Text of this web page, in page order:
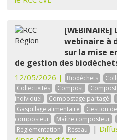
webinaire à
sur la mise
de gestion des
12/05/2026 | Biodéchets
Collectivités
Compost
individuel
Compostage partagé
Gaspillage alimentaire
Gestion
composteur
Maître composteur
Réglementation
Réseau |